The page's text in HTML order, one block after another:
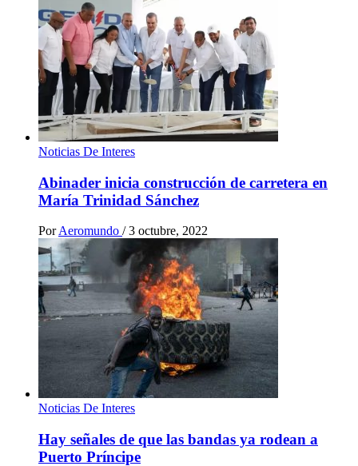
Noticias De Interes
Abinader inicia construcción de carretera en
María Trinidad Sánchez
Por Aeromundo / 3 octubre, 2022
Noticias De Interes
Hay señales de que las bandas ya rodean a
Puerto Príncipe